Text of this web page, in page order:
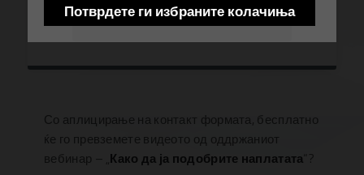
ПРЕВЗЕМИ ВИДЕО
Со аплицирање на контакт формата, бесплатно
ќе го превземете видеото од оддржаниот
вебинар – „ Како да ја подобрите наплатата“?
Потврдете ги избраните колачиња